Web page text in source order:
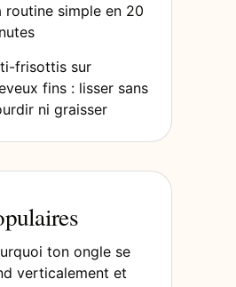
routine simple en 20
frisottis sur
fins : lisser sans
ni graisser
ton ongle se
verticalement et